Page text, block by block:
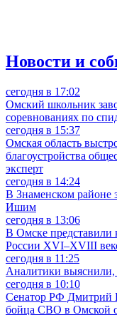
Новости и
сегодня в 17:02
Омский школьник
соревнованиях по
сегодня в 15:37
Омская область
благоустройства
эксперт
сегодня в 14:24
В Знаменском районе
Ишим
сегодня в 13:06
В Омске представили
России XVI–XVIII
сегодня в 11:25
Аналитики выяснили,
сегодня в 10:10
Сенатор РФ Дмитрий
бойца СВО в Омской